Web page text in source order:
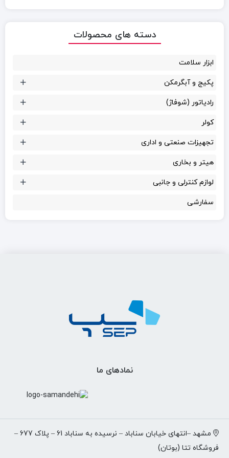
دسته های محصولات
ابزار سلامت
پکیج و آبگرمکن
رادیاتور (شوفاژ)
کولر
تجهیزات صنعتی و اداری
هیتر و بخاری
لوازم کنترلی و جانبی
سفارشی
نمادهای ما
مشهد –انتهای خیابان سناباد – نرسیده به سناباد 61 – پلاک 677 –
فروشگاه تتا (بوتان)